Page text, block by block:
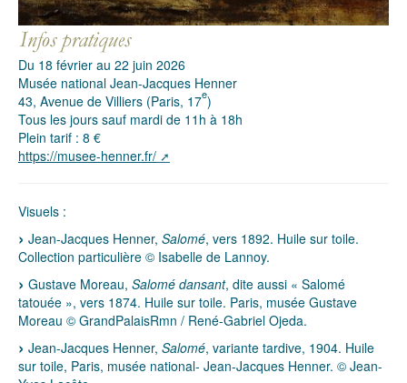
Du 18 février au 22 juin 2026
Musée national Jean-Jacques Henner
43, Avenue de Villiers (Paris, 17e)
Tous les jours sauf mardi de 11h à 18h
Plein tarif : 8 €
https://musee-henner.fr/
Visuels :
Jean-Jacques Henner, Salomé, vers 1892. Huile sur toile.
Collection particulière © Isabelle de Lannoy.
Gustave Moreau, Salomé dansant, dite aussi « Salomé
tatouée », vers 1874. Huile sur toile. Paris, musée Gustave
Moreau © GrandPalaisRmn / René-Gabriel Ojeda.
Jean-Jacques Henner, Salomé, variante tardive, 1904. Huile
sur toile, Paris, musée national- Jean-Jacques Henner. © Jean-